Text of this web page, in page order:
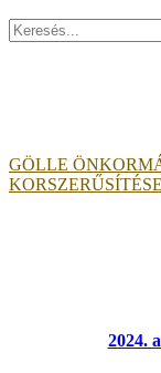
Search
for:
GÖLLE
KORSZERŰSÍTÉSE
2024.